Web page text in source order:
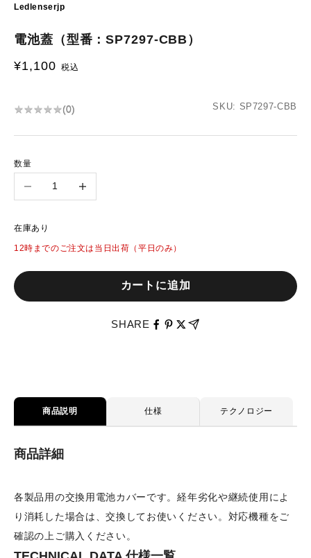
Ledlenserjp
電池蓋（型番：SP7297-CBB）
セール価格
¥1,100 税込
★★★★★
★★★★★(0) SKU: SP7297-CBB
数量
数量を減らす
在庫あり
12時までのご注文は当日出荷（平日のみ）
カートに追加
SHARE
商品説明 仕様 テクノロジー
商品詳細
各製品用の交換用電池カバーです。経年劣化や継続使用によ
り消耗した場合は、交換してお使いください。対応機種をご
確認の上ご購入ください。